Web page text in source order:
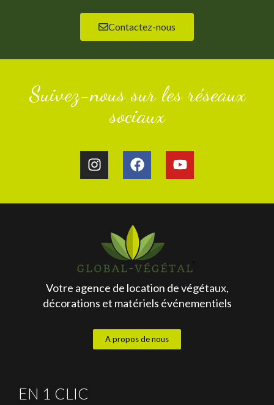
Contactez-nous
Suivez-nous sur les réseaux
sociaux
Votre agence de location de végétaux,
décorations et matériels événementiels
A propos de nous
EN 1 CLIC